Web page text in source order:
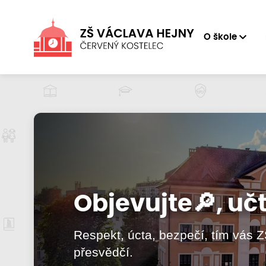
O škole
Objevujte🔎,
Respekt, úcta, bezpečí, tím vás
přesvědčí.
Objevujte🔎,
Respekt, úcta, bezpečí, tím vás
přesvědčí.